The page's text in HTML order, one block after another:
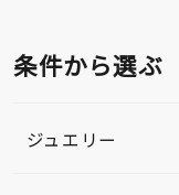
条件から選ぶ
ジュエリー